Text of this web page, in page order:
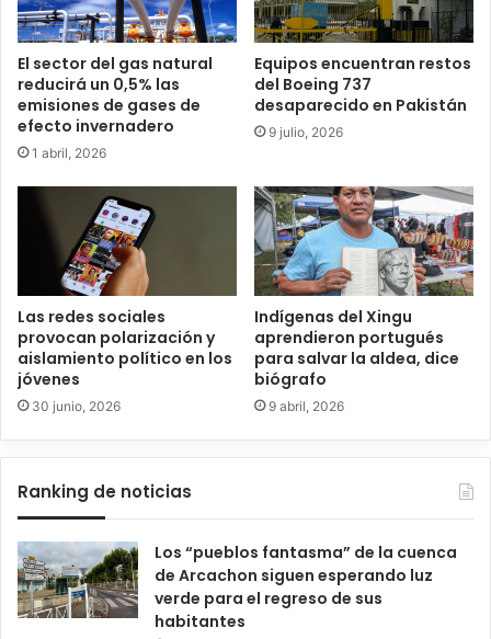
El sector del gas natural
reducirá un 0,5% las
emisiones de gases de
efecto invernadero
1 abril, 2026
Equipos encuentran restos
del Boeing 737
desaparecido en Pakistán
9 julio, 2026
Las redes sociales
provocan polarización y
aislamiento político en los
jóvenes
30 junio, 2026
Indígenas del Xingu
aprendieron portugués
para salvar la aldea, dice
biógrafo
9 abril, 2026
Ranking de noticias
Los “pueblos fantasma” de la cuenca
de Arcachon siguen esperando luz
verde para el regreso de sus
habitantes